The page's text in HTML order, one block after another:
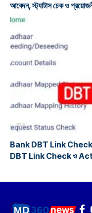
আবেদন, স্ট্যাটাস চেক ও
প্রকল্প
Bank DBT Link Check:
DBT Link Check ও